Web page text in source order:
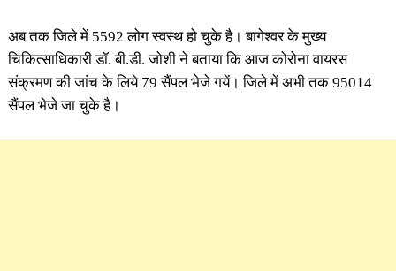
अब तक जिले में 5592 लोग स्वस्थ हो चुके है। बागेश्वर के मुख्य
चिकित्साधिकारी डॉ. बी.डी. जोशी ने बताया कि आज कोरोना वायरस
संक्रमण की जांच के लिये 79 सैंपल भेजे गयें। जिले में अभी तक 95014
सैंपल भेजे जा चुके है।